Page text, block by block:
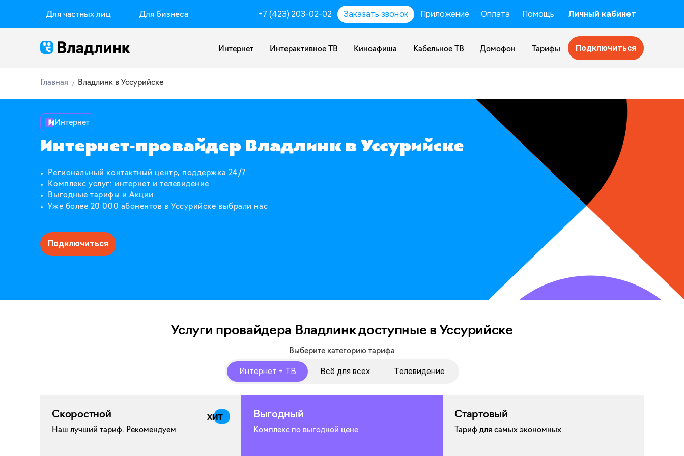
Для частных лиц Для бизнеса +7 (423) 203-02-02 Заказать звонок Приложение Оплата Помощь Личный кабинет
Интернет Интерактивное ТВ Киноафиша Кабельное ТВ Домофон Тарифы Подключиться
Главная Владлинк в Уссурийске
Интернет
Интернет-провайдер Владлинк в Уссурийске
Региональный контактный центр, поддержка 24/7
Комплекс услуг: интернет и телевидение
Выгодные тарифы и Акции
Уже более 20 000 абонентов в Уссурийске выбрали нас
Подключиться
Услуги провайдера Владлинк доступные в Уссурийске
Выберите категорию тарифа
Интернет + ТВ Всё для всех Телевидение
Скоростной
Наш лучший тариф. Рекомендуем
Выгодный
Комплекс по выгодной цене
Стартовый
Тариф для самых экономных